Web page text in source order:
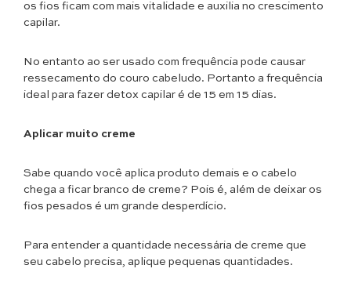
os fios ficam com mais vitalidade e auxilia no crescimento
capilar.
No entanto ao ser usado com frequência pode causar
ressecamento do couro cabeludo. Portanto a frequência
ideal para fazer detox capilar é de 15 em 15 dias.
Aplicar muito creme
Sabe quando você aplica produto demais e o cabelo
chega a ficar branco de creme? Pois é, além de deixar os
fios pesados é um grande desperdício.
Para entender a quantidade necessária de creme que
seu cabelo precisa, aplique pequenas quantidades.